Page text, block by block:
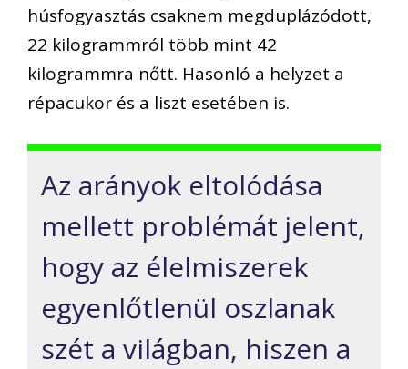
húsfogyasztás csaknem megduplázódott,
22 kilogrammról több mint 42
kilogrammra nőtt. Hasonló a helyzet a
répacukor és a liszt esetében is.
Az arányok eltolódása
mellett problémát jelent,
hogy az élelmiszerek
egyenlőtlenül oszlanak
szét a világban, hiszen a